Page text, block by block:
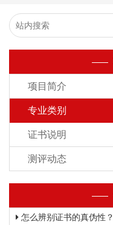
项目简介
专业类别
证书说明
测评动态
怎么辨别证书的真伪性？